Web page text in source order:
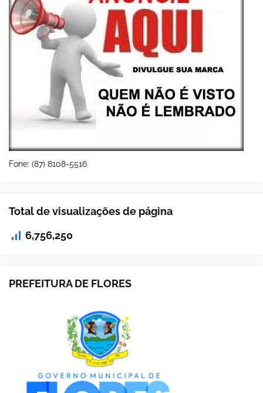
Fone: (87) 8108-5516
Total de visualizações de página
6,756,250
PREFEITURA DE FLORES